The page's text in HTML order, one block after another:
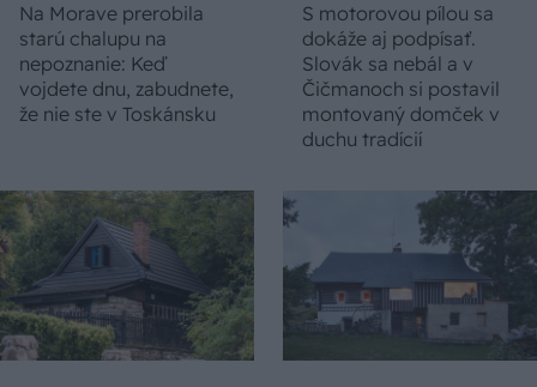
Na Morave prerobila
starú chalupu na
nepoznanie: Keď
vojdete dnu, zabudnete,
že nie ste v Toskánsku
S motorovou pílou sa
dokáže aj podpísať.
Slovák sa nebál a v
Čičmanoch si postavil
montovaný domček v
duchu tradícií